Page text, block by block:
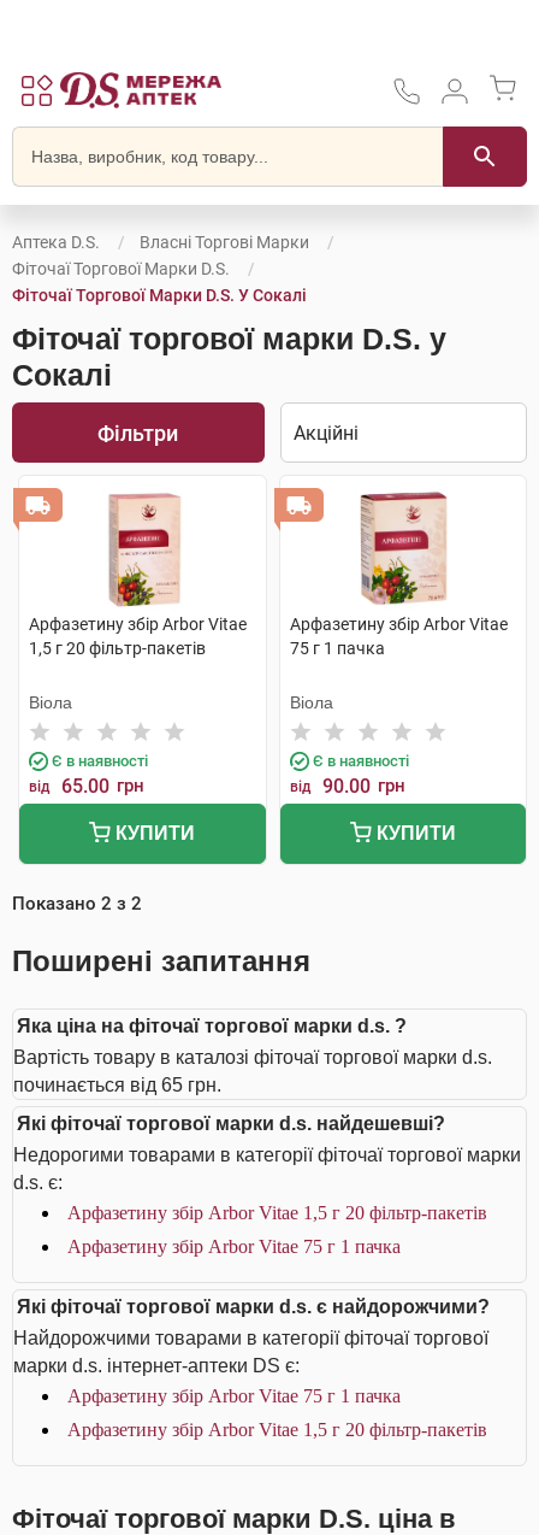
Аптека D.S.
Власні Торгові Марки
Фіточаї Торгової Марки D.S.
Фіточаї Торгової Марки D.S. У Сокалі
Фіточаї торгової марки D.S. у
Сокалі
Фільтри
Арфазетину збір Arbor Vitae
1,5 г 20 фільтр-пакетів
Віола
Є в наявності
від 65.00 грн
КУПИТИ
Арфазетину збір Arbor Vitae
75 г 1 пачка
Віола
Є в наявності
від 90.00 грн
КУПИТИ
Показано 2 з 2
Поширені запитання
Яка ціна на фіточаї торгової марки d.s. ?
Вартість товару в каталозі фіточаї торгової марки d.s.
починається від 65 грн.
Які фіточаї торгової марки d.s. найдешевші?
Недорогими товарами в категорії фіточаї торгової марки
d.s. є:
Арфазетину збір Arbor Vitae 1,5 г 20 фільтр-пакетів
Арфазетину збір Arbor Vitae 75 г 1 пачка
Які фіточаї торгової марки d.s. є найдорожчими?
Найдорожчими товарами в категорії фіточаї торгової
марки d.s. інтернет-аптеки DS є:
Арфазетину збір Arbor Vitae 75 г 1 пачка
Арфазетину збір Arbor Vitae 1,5 г 20 фільтр-пакетів
Фіточаї торгової марки D.S. ціна в